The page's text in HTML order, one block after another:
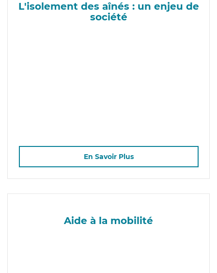
L'isolement des aînés : un enjeu de
société
En Savoir Plus
Aide à la mobilité